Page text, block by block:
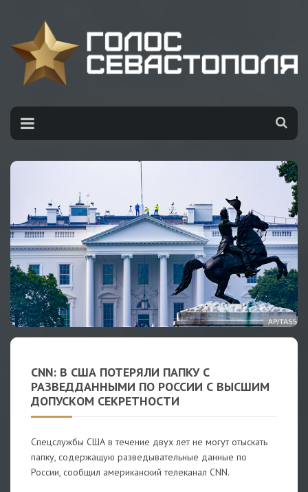
CNN: В США ПОТЕРЯЛИ ПАПКУ С
РАЗВЕДДАННЫМИ ПО РОССИИ С ВЫСШИМ
ДОПУСКОМ СЕКРЕТНОСТИ
Спецслужбы США в течение двух лет не могут отыскать
папку, содержащую разведывательные данные по
России, сообщил американский телеканал CNN.